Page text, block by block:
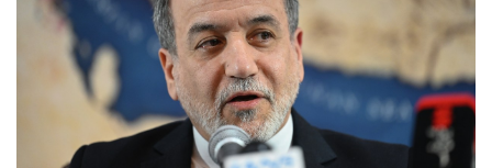
Фото: Arun Kumar/ The India Today Group via Getty Images